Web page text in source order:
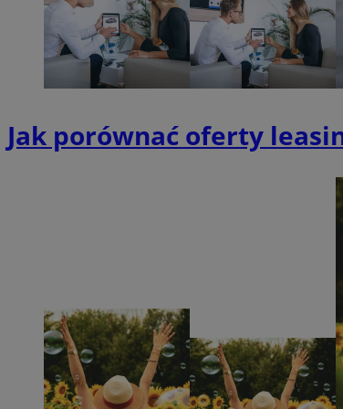
Jak porównać oferty
SessID